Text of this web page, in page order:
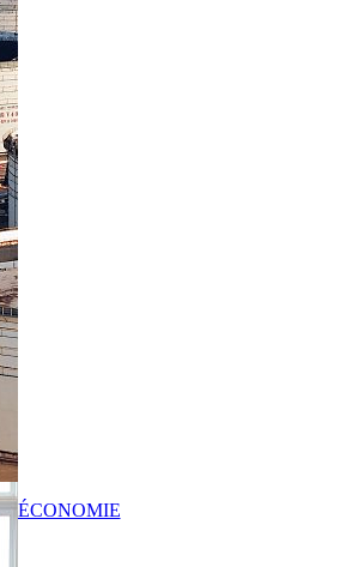
ÉCONOMIE